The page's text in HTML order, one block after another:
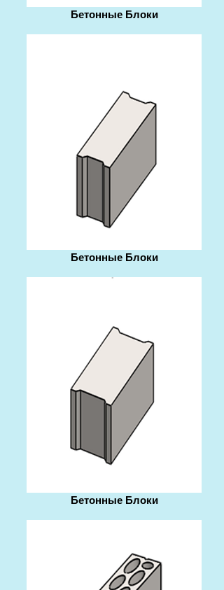
Бетонные Блоки
Бетонные Блоки
Бетонные Блоки